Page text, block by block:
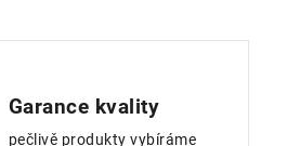
Garance kvality
pečlivě produkty vybíráme